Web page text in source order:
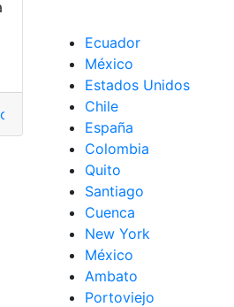
Universidad,Universitarios
Procesos,Procesos
Hipotecarios,Procesos
Ecuador
México
Estados Unidos
Chile
España
Colombia
Quito
Santiago
Cuenca
New York
México
Ambato
Portoviejo